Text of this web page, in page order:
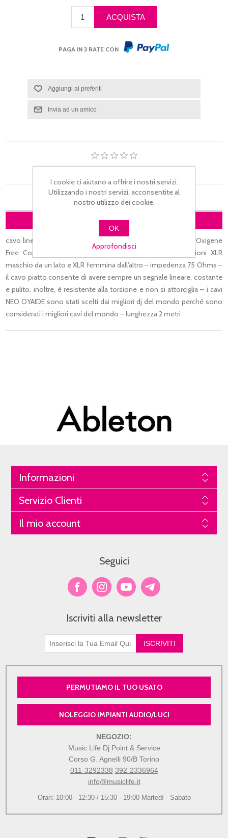
PAGA IN 3 RATE CON
Si tratta della prima recensione per questo prodotto
DESCRIZIONE
cavo linea bilanciato in classe B con conduttori silver plated Oxigene
Free Copper e connettori placcati oro 24 K – terminazioni XLR
maschio da un lato e XLR femmina dall'altro – impedenza 75 Ohms –
il cavo piatto consente di avere sempre un segnale lineare, costante
e pulito, inoltre, è resistente alla torsione e non si attorciglia – i cavi
NEO OYAIDE sono stati scelti dai migliori dj del mondo perché sono
considerati i migliori cavi del mondo – lunghezza 2 metri
Informazioni
Servizio Clienti
Il mio account
Seguici
Iscriviti alla newsletter
PERMUTIAMO IL TUO USATO
NOLEGGIO IMPIANTI AUDIO/LUCI
NEGOZIO:
Music Life Dj Point & Service
Corso G. Agnelli 90/B Torino
011-3292338 392-2336964
info@musiclife.it
Orari: 10:00 - 12:30 / 15:30 - 19:00 Martedì - Sabato
I cookie ci aiutano a offrire i nostri servizi.
Utilizzando i nostri servizi, acconsentite al
nostro utilizzo dei cookie.
OK
Approfondisci